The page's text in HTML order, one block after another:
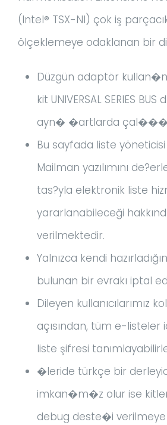
(Intel® TSX-NI) çok iş
ölçeklemeye odaklanan bir
Düzgün adaptör
kit UNIVERSAL SERIES
ayn� �artlarda
Bu sayfada liste
Mailman yazılımını
tas?yla elektronik liste
yararlanabileceği
verilmektedir.
Yalnızca kendi
bulunan bir evrakı iptal
Dileyen kullanıcılarımız
açısından, tüm e-
liste şifresi
�leride türkçe bir
imkan�m�z olur ise
debug deste�i verilmeye